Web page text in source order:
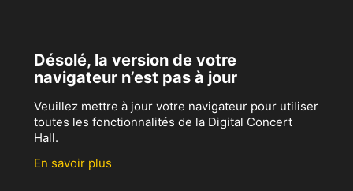
Désolé, la version de votre
navigateur n’est pas à jour
Veuillez mettre à jour votre navigateur pour utiliser
toutes les fonctionnalités de la Digital Concert
Hall.
En savoir plus